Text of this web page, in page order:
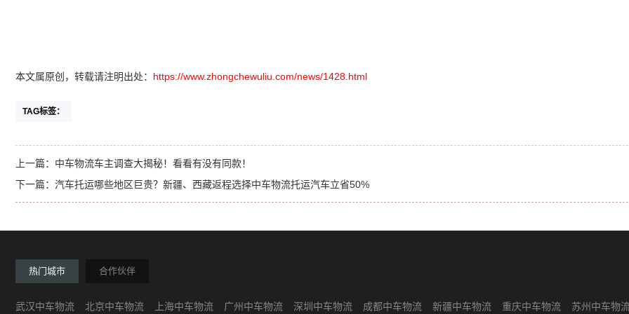
本文属原创，转载请注明出处： https://www.zhongchewuliu.com/news/1428.html
TAG标签：
上一篇： 中车物流车主调查大揭秘！看看有没有同款！
下一篇： 汽车托运哪些地区巨贵？新疆、西藏返程选择中车物流托运汽车立省50%
热门城市 合作伙伴
武汉中车物流 北京中车物流 上海中车物流 广州中车物流 深圳中车物流 成都中车物流 新疆中车物流 重庆中车物流 苏州中车物流